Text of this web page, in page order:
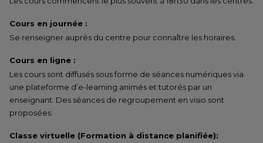
Cours en journée :
Se renseigner auprès du centre pour connaître les horaires.
Cours en ligne :
Les cours sont diffusés sous forme de séances numériques via
une plateforme d’e-learning animés et tutorés par un
enseignant. Des séances de regroupement en visio sont
proposées.
Classe virtuelle (Formation à distance planifiée):